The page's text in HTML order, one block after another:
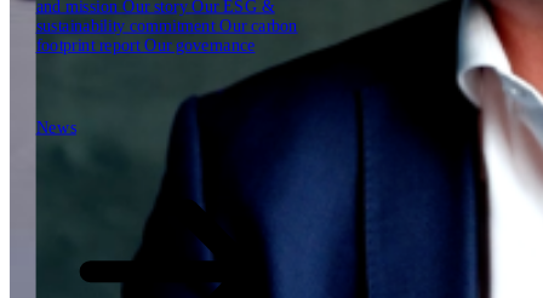
and mission Our storyOur ESG &
sustainability commitmentOur carbon
footprint reportOur governance
News